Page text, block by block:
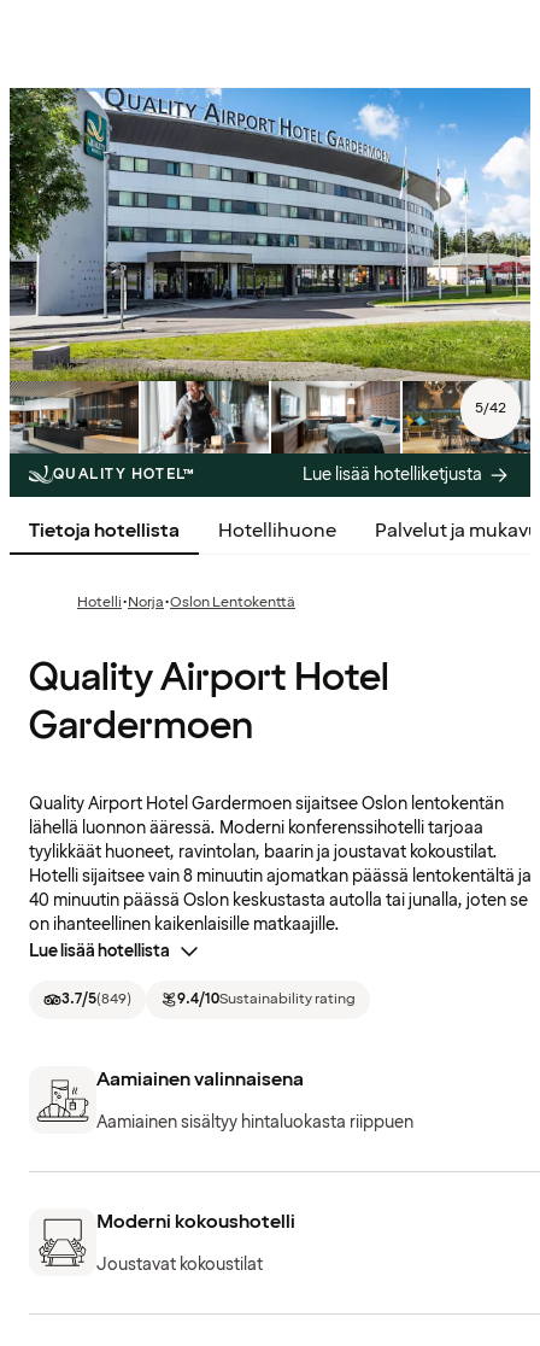
5/42
QUALITY HOTEL™ Lue lisää hotelliketjusta
Tietoja hotellista Hotellihuone Palvelut ja
Hotelli·Norja·Oslon Lentokenttä
Quality Airport Hotel
Gardermoen
Quality Airport Hotel Gardermoen sijaitsee Oslon lentokentän
lähellä luonnon ääressä. Moderni konferenssihotelli tarjoaa
tyylikkäät huoneet, ravintolan, baarin ja joustavat kokoustilat.
Hotelli sijaitsee vain 8 minuutin ajomatkan päässä lentokentältä ja
40 minuutin päässä Oslon keskustasta autolla tai junalla, joten se
on ihanteellinen kaikenlaisille matkaajille.
Lue lisää hotellista
3.7/5(849) 9.4/10Sustainability rating
Aamiainen valinnaisena
Aamiainen sisältyy hintaluokasta riippuen
Moderni kokoushotelli
Joustavat kokoustilat